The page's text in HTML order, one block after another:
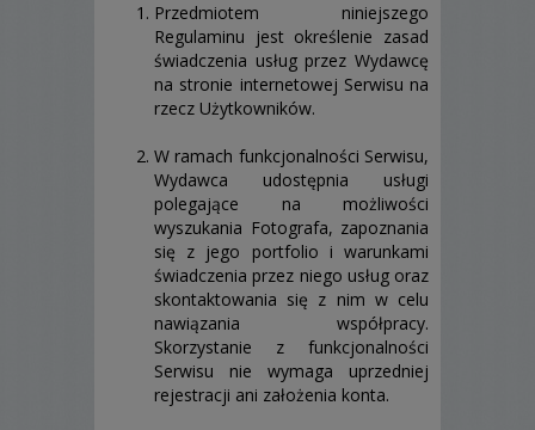
Przedmiotem niniejszego
Regulaminu jest określenie zasad
świadczenia usług przez Wydawcę
na stronie internetowej Serwisu na
rzecz Użytkowników.
W ramach funkcjonalności Serwisu,
Wydawca udostępnia usługi
polegające na możliwości
wyszukania Fotografa, zapoznania
się z jego portfolio i warunkami
świadczenia przez niego usług oraz
skontaktowania się z nim w celu
nawiązania współpracy.
Skorzystanie z funkcjonalności
Serwisu nie wymaga uprzedniej
rejestracji ani założenia konta.